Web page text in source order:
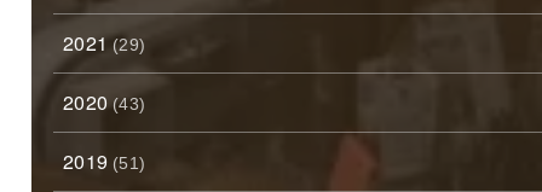
2021 (29)
2020 (43)
2019 (51)